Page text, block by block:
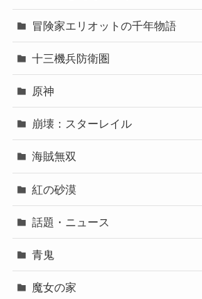
冒険家エリオットの千年物語
十三機兵防衛圏
原神
崩壊：スターレイル
海賊無双
紅の砂漠
話題・ニュース
青鬼
魔女の家